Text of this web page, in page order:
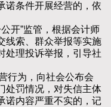
诺条件开展经营的，依
开”监管，根据会计师
线索、群众举报等实施
处理投诉举报，引导社
为，向社会公布会
处罚情况，对失信主体
诺内容严重不实的，记